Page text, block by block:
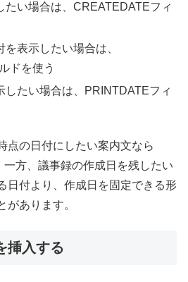
たい場合は、CREATEDATEフィ
表示したい場合は、
ドを使う
したい場合は、PRINTDATEフィ
点の日付にしたい案内文なら
方、議事録の作成日を残したい
日付より、作成日を固定できる形
があります。
挿入する